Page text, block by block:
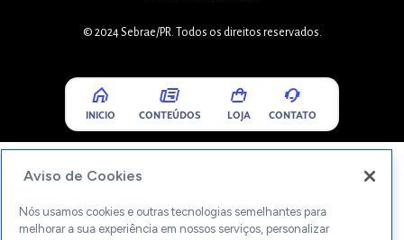
© 2024 Sebrae/PR. Todos os direitos reservados.
INICIO CONTEÚDOS LOJA CONTATO
Aviso de Cookies
Nós usamos cookies e outras tecnologias semelhantes para
melhorar a sua experiência em nossos serviços, personalizar